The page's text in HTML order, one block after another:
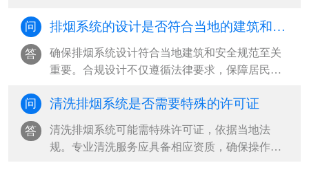
问 排烟系统的设计是否符合当地的建筑和安全规范
答
确保排烟系统设计符合当地建筑和安全规范至关
重要。合规设计不仅遵循法律要求，保障居民安
问 清洗排烟系统是否需要特殊的许可证
答
清洗排烟系统可能需特殊许可证，依据当地法
规。专业清洗服务应具备相应资质，确保操作安